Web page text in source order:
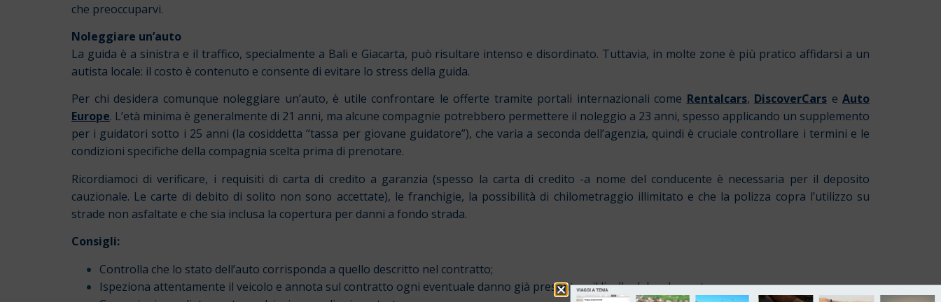
che preoccuparvi.
Noleggiare un’auto
La guida è a sinistra e il traffico, specialmente a Bali e Giacarta, può risultare intenso e disordinato. Tuttavia, in molte zone è più pratico affidarsi a un
autista locale: il costo è contenuto e consente di evitare lo stress della guida.
Per chi desidera comunque noleggiare un’auto, è utile confrontare le offerte tramite portali internazionali come Rentalcars, DiscoverCars e Auto
Europe. L’età minima è generalmente di 21 anni, ma alcune compagnie potrebbero permettere il noleggio a 23 anni, spesso applicando un supplemento
per i guidatori sotto i 25 anni (la cosiddetta “tassa per giovane guidatore”), che varia a seconda dell’agenzia, quindi è cruciale controllare i termini e le
condizioni specifiche della compagnia scelta prima di prenotare.
Ricordiamoci di verificare, i requisiti di carta di credito a garanzia (spesso la carta di credito -a nome del conducente è necessaria per il deposito
cauzionale. Le carte di debito di solito non sono accettate), le franchigie, la possibilità di chilometraggio illimitato e che la polizza copra l’utilizzo su
strade non asfaltate e che sia inclusa la copertura per danni a fondo strada.
Consigli:
Controlla che lo stato dell’auto corrisponda a quello descritto nel contratto;
Ispeziona attentamente il veicolo e annota sul contratto ogni eventuale danno già presente e il livello del carburante;